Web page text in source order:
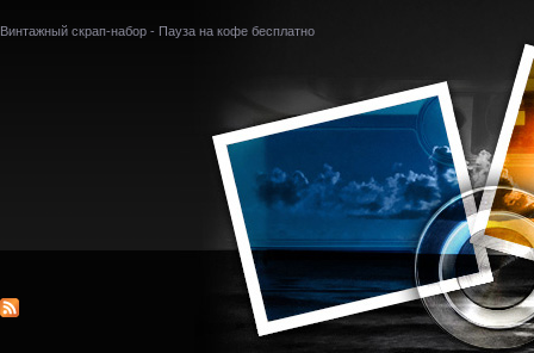
Винтажный скрап-набор - Пауза на кофе бесплатно